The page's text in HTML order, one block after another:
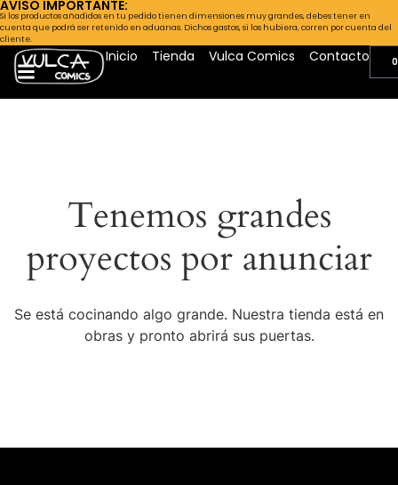
AVISO IMPORTANTE:
Si los productos añadidos en tu pedido tienen dimensiones muy grandes, debes tener en
cuenta que podrá ser retenido en aduanas. Dichos gastos, si los hubiera, corren por cuenta del
cliente.
Inicio Tienda Vulca Comics Contacto
Tenemos grandes
proyectos por anunciar
Se está cocinando algo grande. Nuestra tienda está en
obras y pronto abrirá sus puertas.